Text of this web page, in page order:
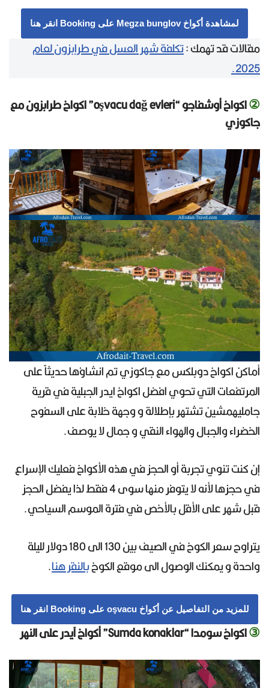
لمشاهدة أكواخ Megza bunglov على Booking انقر هنا
مقالات قد تهمك :تكلفة شهر العسل في طرابزون لعام
2025.
②
اكواخ أوشفاجو “oşvacu dağ evleri” اكواخ طرابزون مع
جاكوزي
أماكن اكواخ دوبلكس مع جاكوزي تم انشاؤها حديثاً على
المرتفعات التي تحوي افضل اكواخ ايدر الجبلية في قرية
جامليهمشين تشتهر بإطلالة و وجهة خلابة على السفوح
الخضراء والجبال والهواء النقي و جمال لا يوصف.
إن كنت تنوي تجربة أو الحجز في هذه الأكواخ فعليك الإسراع
في حجزها لأنه لا يتوفر منها سوى 4 فقط لذا يفضل الحجز
قبل شهر على الأقل بالأخص في فترة الموسم السياحي.
يتراوح سعر الكوخ في الصيف بين 130 الى 180 دولار لليلة
واحدة و يمكنك الوصول الى موقع الكوخبالنقر هنا.
للمزيد من التفاصيل عن أكواخ oşvacu على Booking انقر هنا
③اكواخ سومدا “Sumda konaklar” أكواخ آيدر على النهر